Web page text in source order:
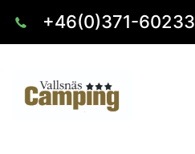
+46(0)371-60233